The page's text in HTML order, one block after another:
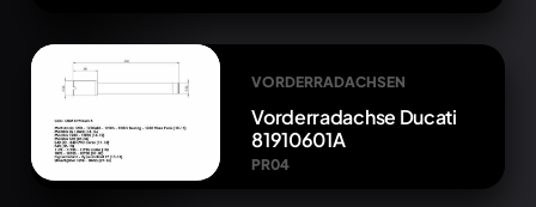
VORDERRADACHSEN
Vorderradachse Ducati
81910601A
PR04